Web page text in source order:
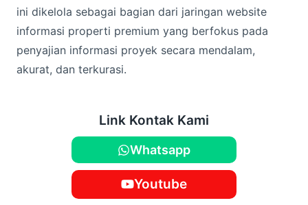
ini dikelola sebagai bagian dari jaringan website
informasi properti premium yang berfokus pada
penyajian informasi proyek secara mendalam,
akurat, dan terkurasi.
Link Kontak Kami
Whatsapp
Youtube